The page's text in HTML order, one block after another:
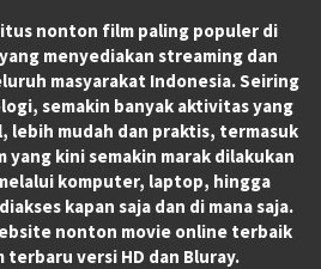
nonton film paling populer di
menyediakan streaming dan
masyarakat Indonesia. Seiring
semakin banyak aktivitas yang
lebih mudah dan praktis, termasuk
kini semakin marak dilakukan
komputer, laptop, hingga
kapan saja dan di mana saja.
nonton movie online terbaik
versi HD dan Bluray.